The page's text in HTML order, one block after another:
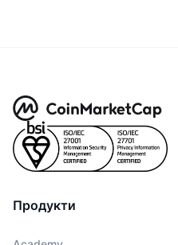
Продукти